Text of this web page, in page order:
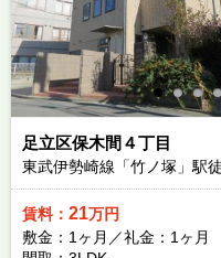
足立区保木間４丁目
東武伊勢崎線「竹ノ塚」駅
賃料： 21万円
敷金：1ヶ月／礼金：1ヶ月